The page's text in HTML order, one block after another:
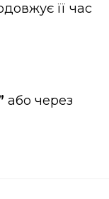
її час
або через